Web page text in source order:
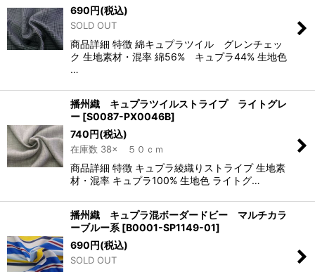
690円(税込)
SOLD OUT
商品詳細 特徴 綿キュプラツイル グレンチェッ
ク 生地素材・混率 綿56% キュプラ44% 生地色
…
播州織 キュプラツイルストライプ ライトグレ
ー [S0087-PX0046B]
740円(税込)
在庫数 38× ５０ｃｍ
商品詳細 特徴 キュプラ綾織りストライプ 生地素
材・混率 キュプラ100% 生地色 ライトグ…
播州織 キュプラ混ボーダードビー マルチカラ
ーブルー系 [B0001-SP1149-01]
690円(税込)
SOLD OUT